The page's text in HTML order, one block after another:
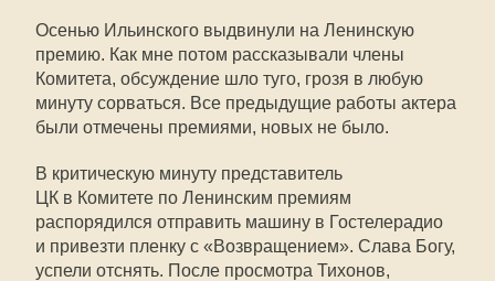
Осенью Ильинского выдвинули на Ленинскую
премию. Как мне потом рассказывали члены
Комитета, обсуждение шло туго, грозя в любую
минуту сорваться. Все предыдущие работы актера
были отмечены премиями, новых не было.
В критическую минуту представитель
ЦК в Комитете по Ленинским премиям
распорядился отправить машину в Гостелерадио
и привезти пленку с «Возвращением». Слава Богу,
успели отснять. После просмотра Тихонов,